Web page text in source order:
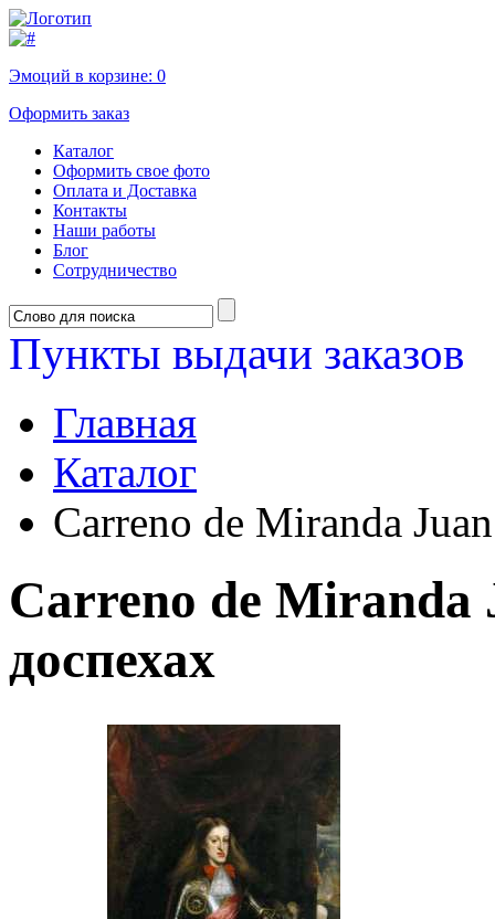
Эмоций в корзине: 0
Оформить заказ
Каталог
Оформить свое фото
Оплата и Доставка
Контакты
Наши работы
Блог
Сотрудничество
Пункты выдачи заказов
Главная
Каталог
Carreno de Miranda
Carreno de Miranda
доспехах